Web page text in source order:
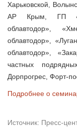
Харьковской,
АР Крым, ГП
облавтодор»,
облавтодор»,
облавтодор»,
частных
Дорпрогрес, Форт-
Подробнее о
Источник: Пресс-